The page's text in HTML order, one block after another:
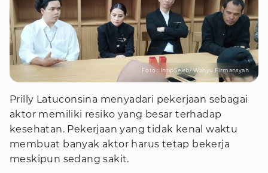
Foto : IntipSeleb/ Wahyu Firmansyah
Prilly Latuconsina menyadari pekerjaan sebagai
aktor memiliki resiko yang besar terhadap
kesehatan. Pekerjaan yang tidak kenal waktu
membuat banyak aktor harus tetap bekerja
meskipun sedang sakit.